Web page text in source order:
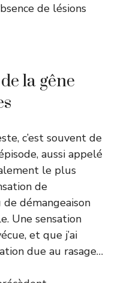
de lésions
la gêne
c’est souvent de
aussi appelé
le plus
de
démangeaison
Une sensation
et que j’ai
due au rasage…